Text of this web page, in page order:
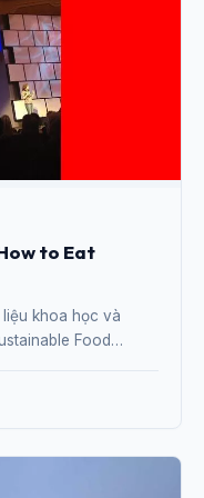
to Eat
khoa học và
Food